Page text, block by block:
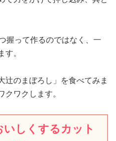
握って作るのではなく、一
す。
のまぼろし」を食べてみま
ワクします。
しくするカット